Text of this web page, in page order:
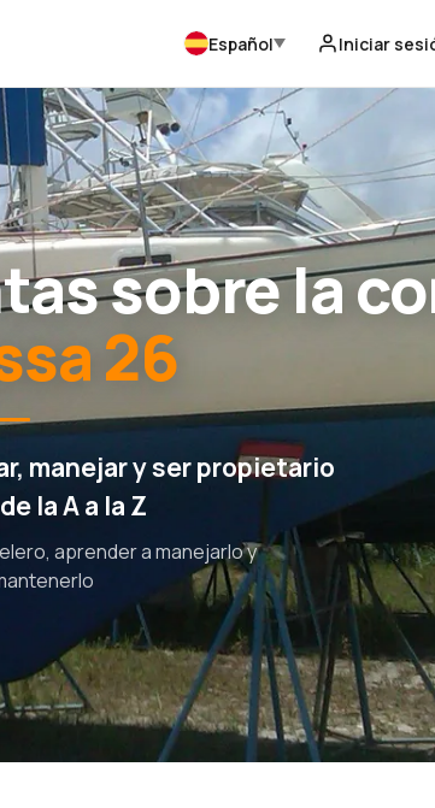
Español Iniciar
sobre la
26
manejar y ser propietario
la A a la Z
aprender a manejarlo y